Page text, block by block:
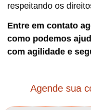
respeitando os
Entre em contato
como podemos
com agilidade e
Agende sua